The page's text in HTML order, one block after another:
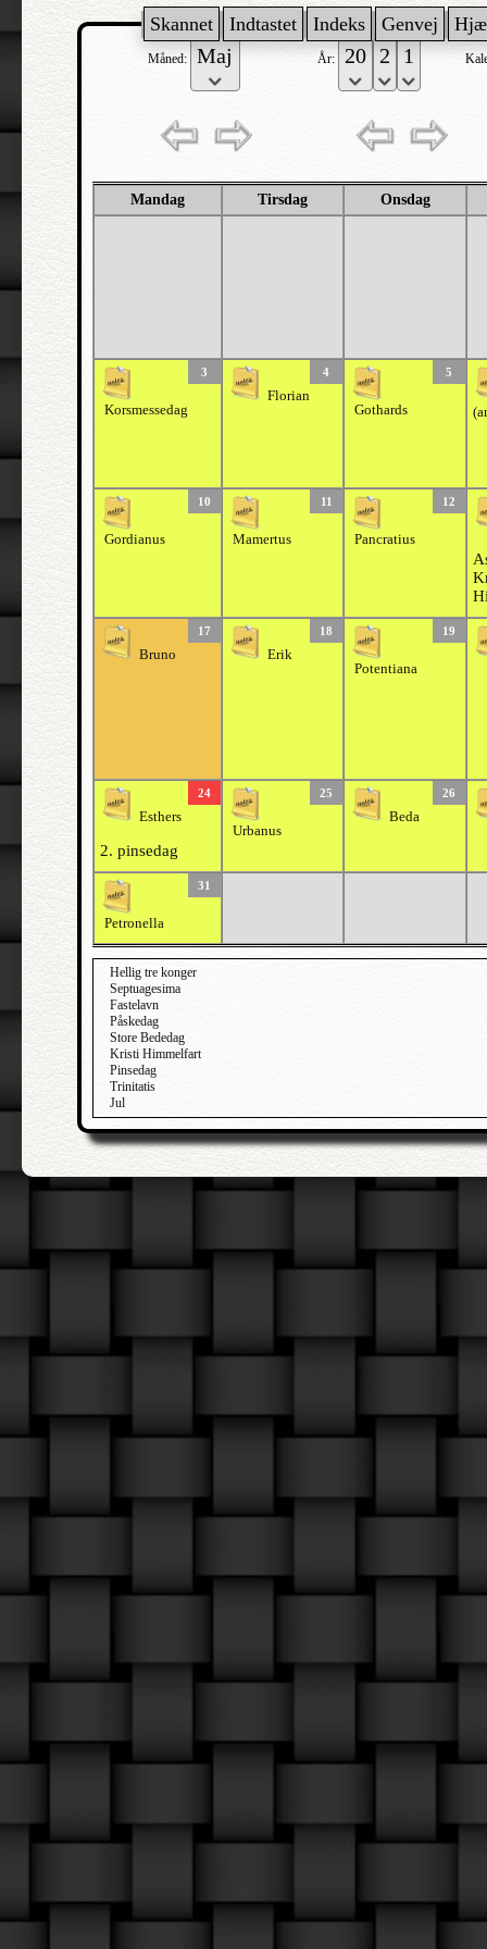
Skannet Indtastet Indeks Genvej
Måned: År:
Mandag Tirsdag Onsdag
3
Korsmessedag
4
Florian
5
Gothards
10
Gordianus
11
Mamertus
12
Pancratius
17
Bruno
18
Erik
19
Potentiana
24
Esthers
2. pinsedag
25
Urbanus
26
Beda
31
Petronella
Hellig tre konger
Septuagesima
Fastelavn
Påskedag
Store Bededag
Kristi Himmelfart
Pinsedag
Trinitatis
Jul